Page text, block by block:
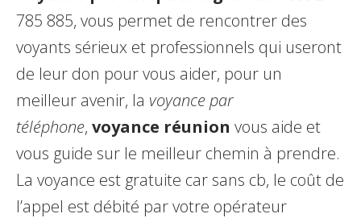
785 885, vous permet de rencontrer des
voyants sérieux et professionnels qui useront
de leur don pour vous aider, pour un
meilleur avenir, la voyance par
téléphone, voyance réunion vous aide et
vous guide sur le meilleur chemin à prendre.
La voyance est gratuite car sans cb, le coût de
l’appel est débité par votre opérateur